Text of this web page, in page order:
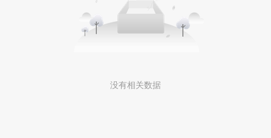
没有相关数据